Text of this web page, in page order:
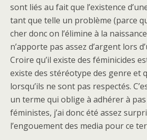
sont liés au fait que l’existence
tant que telle un problème (parce
cher donc on l’élimine à la
n’apporte pas assez d’argent lors
Croire qu’il existe des féminicides
existe des stéréotype des genre et
lorsqu’ils ne sont pas respectés.
un terme qui oblige à adhérer à
féministes, j’ai donc été assez
l’engouement des media pour ce